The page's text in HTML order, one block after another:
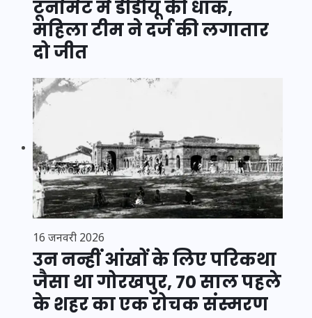
टूर्नामेंट में डीडीयू की धाक,
महिला टीम ने दर्ज की लगातार
दो जीत
16 जनवरी 2026
उन नन्हीं आंखों के लिए परिकथा
जैसा था गोरखपुर, 70 साल पहले
के शहर का एक रोचक संस्मरण